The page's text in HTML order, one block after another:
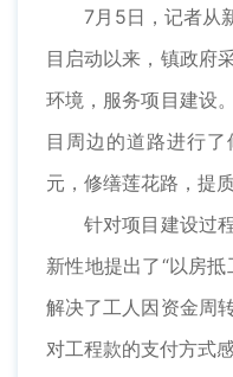
7月5日，记者从新
目启动以来，镇政府
环境，服务项目建设
目周边的道路进行
元，修缮莲花路，提
针对项目建设过程
新性地提出了“以房
解决了工人因资金周
对工程款的支付方式感